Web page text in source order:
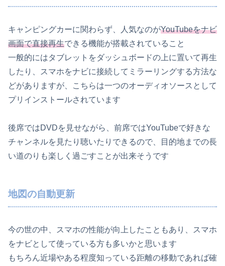
キャンピングカーに関わらず、人気なのがYouTubeをナビ
画面で直接再生できる機能が搭載されていること
一般的にはタブレットをダッシュボードの上に置いて再生
したり、スマホをナビに接続してミラーリングする方法な
どがありますが、こちらは一つのオーディオソースとして
プリインストールされています
後席ではDVDを見せながら、前席ではYouTubeで好きな
チャンネルを見たり聴いたりできるので、目的地までの長
い道のりも楽しく過ごすことが出来そうです
地図の自動更新
今の世の中、スマホの性能が向上したこともあり、スマホ
をナビとして使っている方も多いかと思います
もちろん近場やある程度知っている距離の移動であれば確